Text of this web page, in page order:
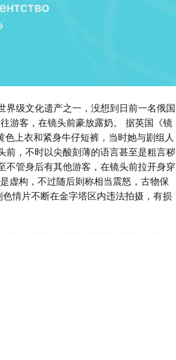
界级文化遗产之一，没想到日前一名俄国
游客，在镜头前豪放露奶。 据英国《镜
上衣和紧身牛仔短裤，当时她与剧组人
前，不时以尖酸刻薄的语言甚至是粗言秽
不管身后有其他游客，在镜头前拉开身穿
虚构，不过随后则称相当震怒，古物保
情片不断在金字塔区内违法拍摄，有损